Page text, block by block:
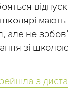
але не
зі
з